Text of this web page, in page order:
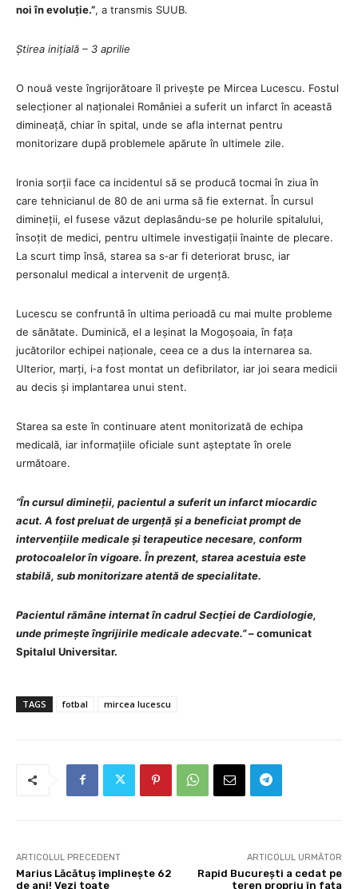
noi în evoluție.”, a transmis SUUB.
Știrea inițială – 3 aprilie
O nouă veste îngrijorătoare îl privește pe Mircea Lucescu. Fostul
selecționer al naționalei României a suferit un infarct în această
dimineață, chiar în spital, unde se afla internat pentru
monitorizare după problemele apărute în ultimele zile.
Ironia sorții face ca incidentul să se producă tocmai în ziua în
care tehnicianul de 80 de ani urma să fie externat. În cursul
dimineții, el fusese văzut deplasându‑se pe holurile spitalului,
însoțit de medici, pentru ultimele investigații înainte de plecare.
La scurt timp însă, starea sa s‑ar fi deteriorat brusc, iar
personalul medical a intervenit de urgență.
Lucescu se confruntă în ultima perioadă cu mai multe probleme
de sănătate. Duminică, el a leșinat la Mogoșoaia, în fața
jucătorilor echipei naționale, ceea ce a dus la internarea sa.
Ulterior, marți, i‑a fost montat un defibrilator, iar joi seara medicii
au decis și implantarea unui stent.
Starea sa este în continuare atent monitorizată de echipa
medicală, iar informațiile oficiale sunt așteptate în orele
următoare.
“În cursul dimineții, pacientul a suferit un infarct miocardic
acut. A fost preluat de urgență și a beneficiat prompt de
intervențiile medicale și terapeutice necesare, conform
protocoalelor în vigoare. În prezent, starea acestuia este
stabilă, sub monitorizare atentă de specialitate.
Pacientul rămâne internat în cadrul Secției de Cardiologie,
unde primește îngrijirile medicale adecvate.”– comunicat
Spitalul Universitar.
TAGS fotbal mircea lucescu
ARTICOLUL PRECEDENT
Marius Lăcătuș împlinește 62
de ani! Vezi toate
ARTICOLUL URMĂTOR
Rapid București a cedat pe
teren propriu în fața